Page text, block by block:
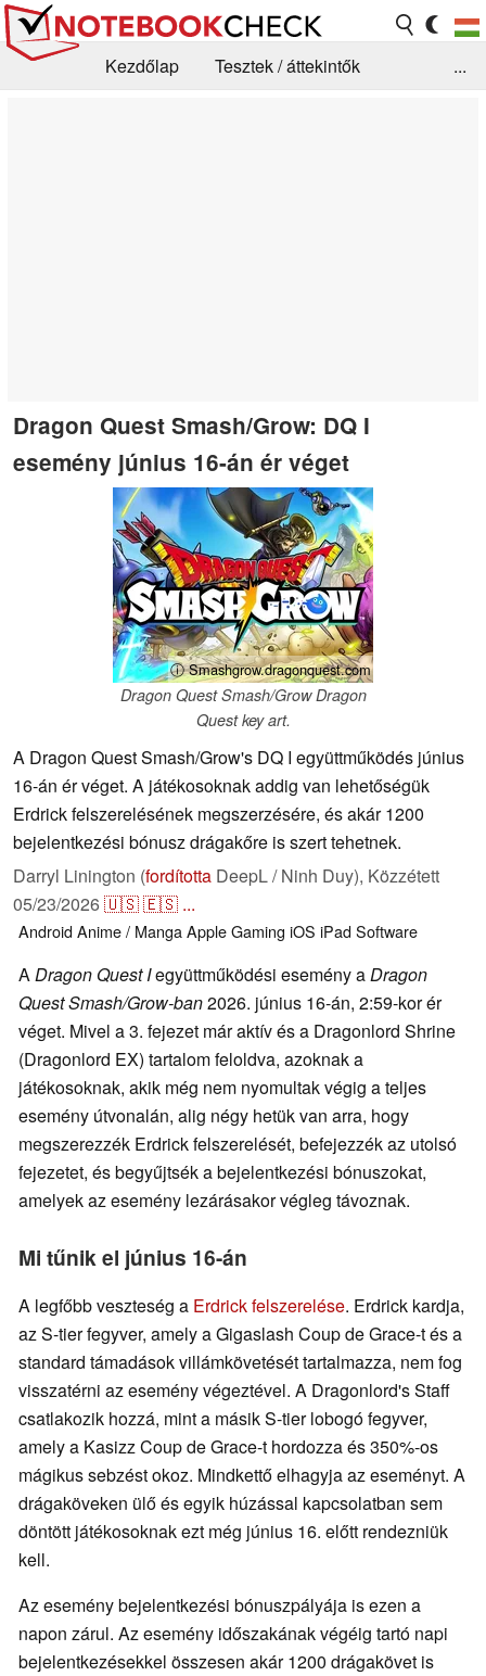
Kezdőlap
Tesztek / áttekintők
...
Dragon Quest Smash/Grow: DQ I
esemény június 16-án ér véget
ⓘ Smashgrow.dragonquest.com
Dragon Quest Smash/Grow Dragon
Quest key art.
A Dragon Quest Smash/Grow's DQ I együttműködés június
16-án ér véget. A játékosoknak addig van lehetőségük
Erdrick felszerelésének megszerzésére, és akár 1200
bejelentkezési bónusz drágakőre is szert tehetnek.
Darryl Linington (fordította DeepL / Ninh Duy), Közzétett
05/23/2026🇺🇸🇪🇸 ...
AndroidAnime / MangaAppleGaming iOS iPadSoftware
ADragon Quest Iegyüttműködési esemény aDragon
Quest Smash/Grow-ban2026. június 16-án, 2:59-kor ér
véget. Mivel a 3. fejezet már aktív és a Dragonlord Shrine
(Dragonlord EX) tartalom feloldva, azoknak a
játékosoknak, akik még nem nyomultak végig a teljes
esemény útvonalán, alig négy hetük van arra, hogy
megszerezzék Erdrick felszerelését, befejezzék az utolsó
fejezetet, és begyűjtsék a bejelentkezési bónuszokat,
amelyek az esemény lezárásakor végleg távoznak.
Mi tűnik el június 16-án
A legfőbb veszteség a Erdrick felszerelése. Erdrick kardja,
az S-tier fegyver, amely a Gigaslash Coup de Grace-t és a
standard támadások villámkövetését tartalmazza, nem fog
visszatérni az esemény végeztével. A Dragonlord's Staff
csatlakozik hozzá, mint a másik S-tier lobogó fegyver,
amely a Kasizz Coup de Grace-t hordozza és 350%-os
mágikus sebzést okoz. Mindkettő elhagyja az eseményt. A
drágaköveken ülő és egyik húzással kapcsolatban sem
döntött játékosoknak ezt még június 16. előtt rendezniük
kell.
Az esemény bejelentkezési bónuszpályája is ezen a
napon zárul. Az esemény időszakának végéig tartó napi
bejelentkezésekkel összesen akár 1200 drágakövet is